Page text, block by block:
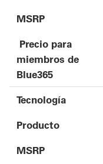
MSRP
Precio para
miembros de
Blue365
Tecnología
Producto
MSRP